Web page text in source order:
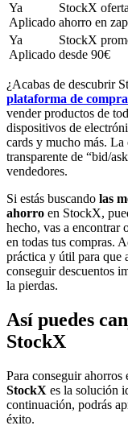
Ya
Aplicado
StockX
ahorro en
Ya
Aplicado
StockX
desde 90€
¿Acabas de descubrir
plataforma de
vender productos de
dispositivos de
cards y mucho más. La
transparente de “bid/
vendedores.
Si estás buscando las
ahorro en StockX,
hecho, vas a encontrar
en todas tus compras.
práctica y útil para que
conseguir descuentos
la pierdas.
Así puedes
StockX
Para conseguir ahorros
StockX es la solución
continuación, podrás
éxito.